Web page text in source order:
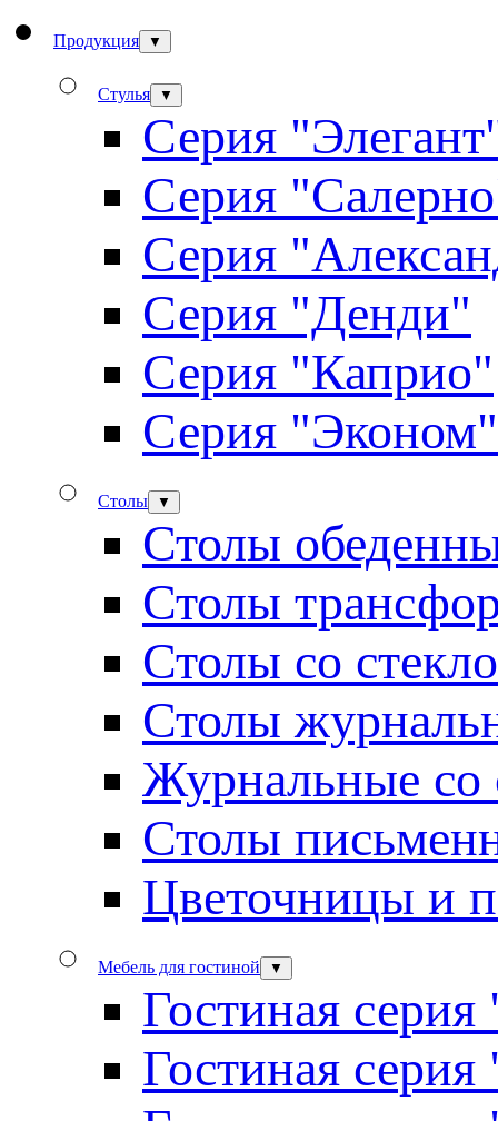
Продукция ▼
Стулья ▼
Серия
Серия
Серия
Серия "Денди"
Серия "Каприо"
Серия "Эконом"
Столы ▼
Столы
Столы
Столы со
Столы
Журнальные со
Столы
Цветочницы и
Мебель для гостиной ▼
Гостиная
Гостиная